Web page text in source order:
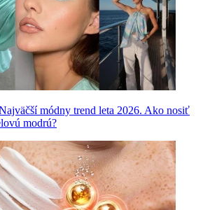
módny trend leta 2026. Ako nosiť
modrú?